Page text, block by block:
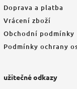
Doprava a platba
Vrácení zboží
Obchodní podmínky
Podmínky ochrany
užitečné odkazy